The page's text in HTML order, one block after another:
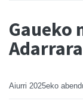
Gaueko
Aiurri 2025eko